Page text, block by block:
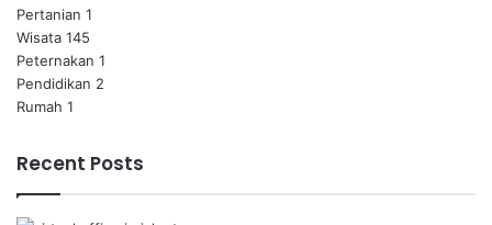
Pertanian 1
Wisata 145
Peternakan 1
Pendidikan 2
Rumah 1
Recent Posts